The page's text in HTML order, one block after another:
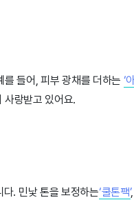
를 들어, 피부 광채를 더하는 ‘
사랑받고 있어요.
. 민낯 톤을 보정하는‘쿨톤팩’